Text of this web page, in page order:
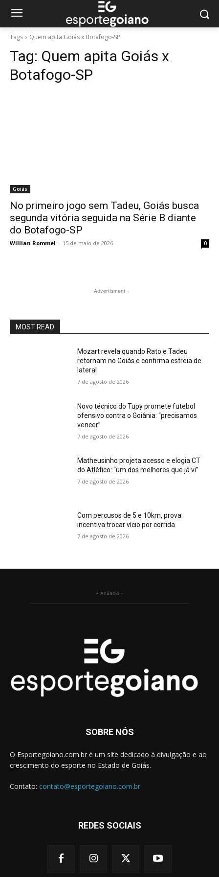
Tags Quem apita Goiás x Botafogo-SP
Tag: Quem apita Goiás x
Botafogo-SP
Goiás
No primeiro jogo sem Tadeu, Goiás busca
segunda vitória seguida na Série B diante
do Botafogo-SP
Willian Rommel - 15 de maio de 2026 0
- Advertisment -
MOST READ
Mozart revela quando Rato e Tadeu
retornam no Goiás e confirma estreia de
lateral
7 de agosto de 2026
Novo técnico do Tupy promete futebol
ofensivo contra o Goiânia: “precisamos
vencer”
7 de agosto de 2026
Matheusinho projeta acesso e elogia CT
do Atlético: “um dos melhores que já vi”
7 de agosto de 2026
Com percusos de 5 e 10km, prova
incentiva trocar vício por corrida
7 de agosto de 2026
- Anúncio -
SOBRE NÓS
O Esportegoiano.com.br é um site dedicado à divulgação e ao
crescimento do esporte no Estado de Goiás.
Contato: contato@esportegoiano.com.br
REDES SOCIAIS